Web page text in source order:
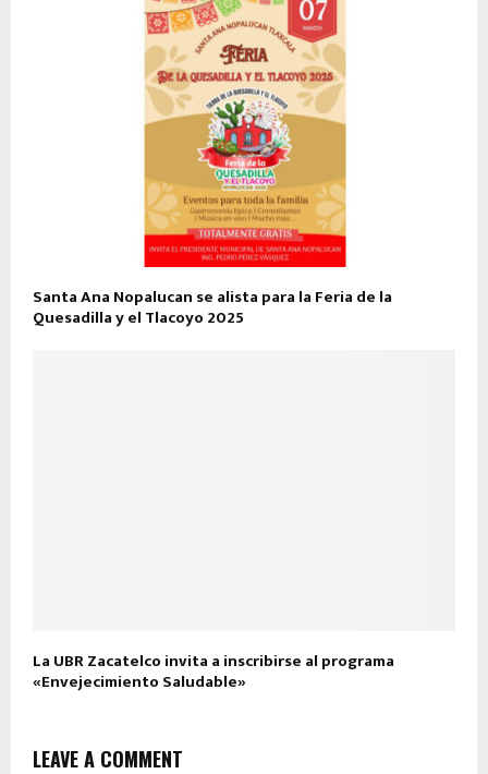
Santa Ana Nopalucan se alista para la Feria de la
Quesadilla y el Tlacoyo 2025
La UBR Zacatelco invita a inscribirse al programa
«Envejecimiento Saludable»
LEAVE A COMMENT